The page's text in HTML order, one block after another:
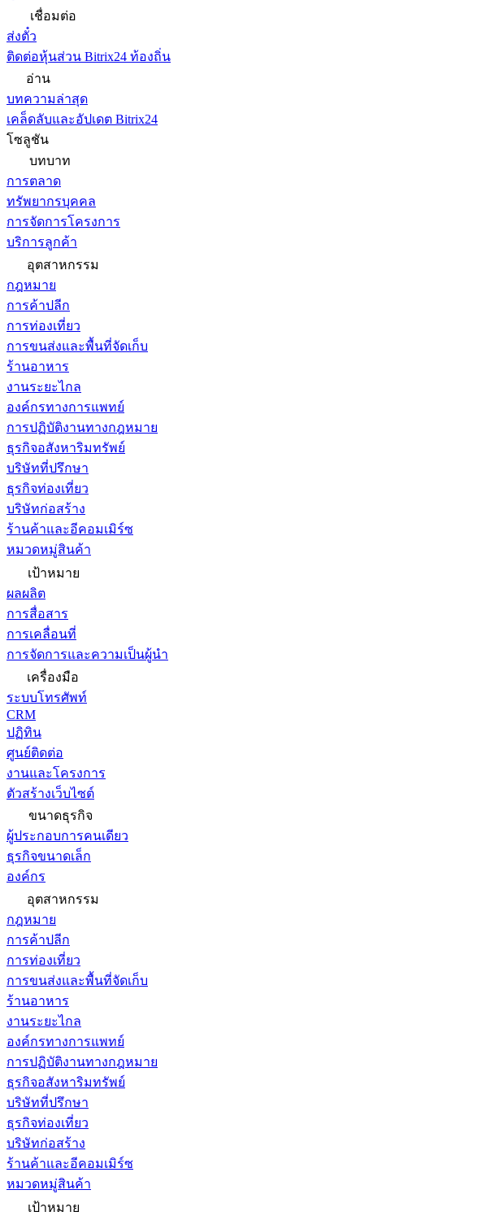
เชื่อมต่อ
ส่งตั๋ว
ติดต่อหุ้นส่วน Bitrix24 ท้องถิ่น
อ่าน
บทความล่าสุด
เคล็ดลับและอัปเดต Bitrix24
โซลูชัน
บทบาท
การตลาด
ทรัพยากรบุคคล
การจัดการโครงการ
บริการลูกค้า
อุตสาหกรรม
กฎหมาย
การค้าปลีก
การท่องเที่ยว
การขนส่งและพื้นที่จัดเก็บ
ร้านอาหาร
งานระยะไกล
องค์กรทางการแพทย์
การปฏิบัติงานทางกฎหมาย
ธุรกิจอสังหาริมทรัพย์
บริษัทที่ปรึกษา
ธุรกิจท่องเที่ยว
บริษัทก่อสร้าง
ร้านค้าและอีคอมเมิร์ซ
หมวดหมู่สินค้า
เป้าหมาย
ผลผลิต
การสื่อสาร
การเคลื่อนที่
การจัดการและความเป็นผู้นำ
เครื่องมือ
ระบบโทรศัพท์
CRM
ปฏิทิน
ศูนย์ติดต่อ
งานและโครงการ
ตัวสร้างเว็บไซต์
ขนาดธุรกิจ
ผู้ประกอบการคนเดียว
ธุรกิจขนาดเล็ก
องค์กร
อุตสาหกรรม
กฎหมาย
การค้าปลีก
การท่องเที่ยว
การขนส่งและพื้นที่จัดเก็บ
ร้านอาหาร
งานระยะไกล
องค์กรทางการแพทย์
การปฏิบัติงานทางกฎหมาย
ธุรกิจอสังหาริมทรัพย์
บริษัทที่ปรึกษา
ธุรกิจท่องเที่ยว
บริษัทก่อสร้าง
ร้านค้าและอีคอมเมิร์ซ
หมวดหมู่สินค้า
เป้าหมาย